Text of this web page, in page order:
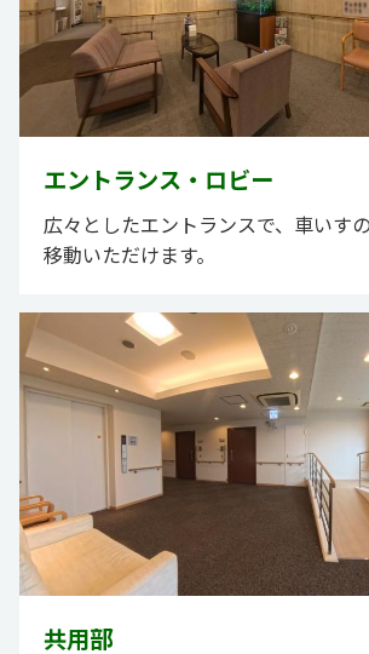
エントランス・ロビー
広々としたエントランスで、車いす
移動いただけます。
共用部